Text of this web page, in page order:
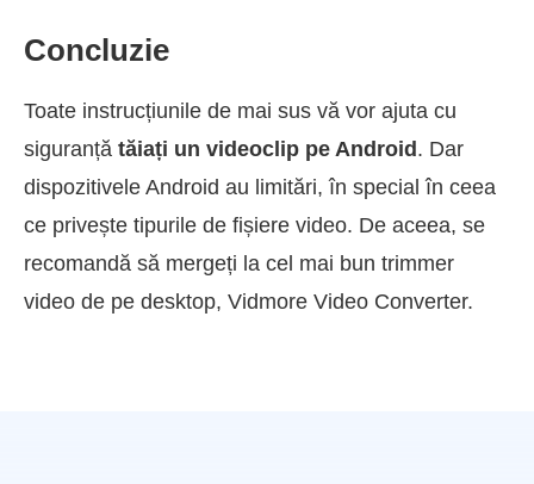
Concluzie
Toate instrucțiunile de mai sus vă vor ajuta cu
siguranță tăiați un videoclip pe Android . Dar
dispozitivele Android au limitări, în special în ceea
ce privește tipurile de fișiere video. De aceea, se
recomandă să mergeți la cel mai bun trimmer
video de pe desktop, Vidmore Video Converter.